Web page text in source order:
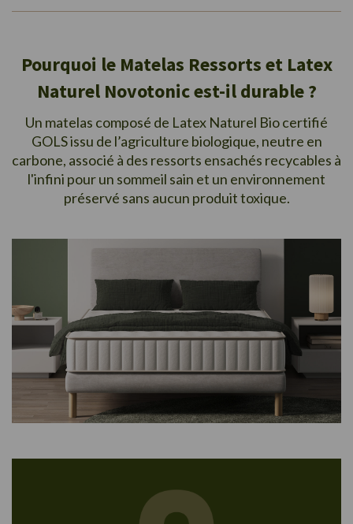
Pourquoi le Matelas Ressorts et Latex
Naturel Novotonic est-il durable ?
Un matelas composé de Latex Naturel Bio certifié
GOLS issu de l’agriculture biologique, neutre en
carbone, associé à des ressorts ensachés recycables à
l'infini pour un sommeil sain et un environnement
préservé sans aucun produit toxique.